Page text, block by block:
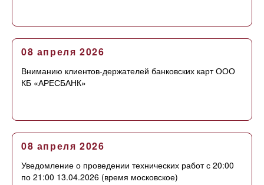
08 апреля 2026
Вниманию клиентов-держателей банковских карт ООО
КБ «АРЕСБАНК»
08 апреля 2026
Уведомление о проведении технических работ с 20:00
по 21:00 13.04.2026 (время московское)